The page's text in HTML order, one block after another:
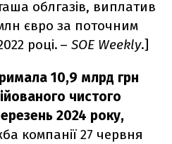
облгазів, виплатив
євро за поточним
році. – SOE Weekly.]
10,9 млрд грн
чистого
2024 року,
компанії 27 червня